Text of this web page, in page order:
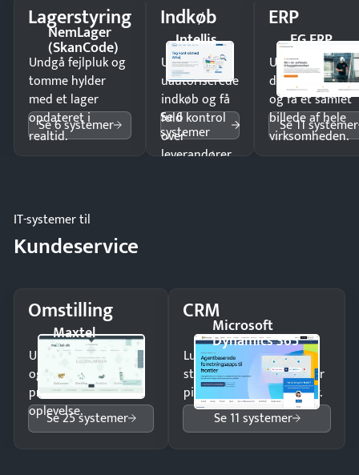
Lagerstyring
NemLager
(SkanCode)
Undgå fejlpluk og
tomme hylder
med et lager
opdateret i
realtid.
Se 6 systemer
Indkøb
Intellis
Undgå
uautoriserede
indkøb og få
fuld kontrol
over
leverandører
Se 6
systemer
ERP
EG ERP
Undgå
og få ét samlet
billede af hele
virksomheden.
Se 11 systemer
IT-systemer til
Kundeservice
Omstilling
Maxtel
Undgå tabte opkald
og giv kunderne en
professionel
oplevelse.
Se 25 systemer
CRMMicrosoft
Dynamics 365
Luk flere salg med et
struktureret overblik over
pipeline og opfølgninger.
Se 11 systemer